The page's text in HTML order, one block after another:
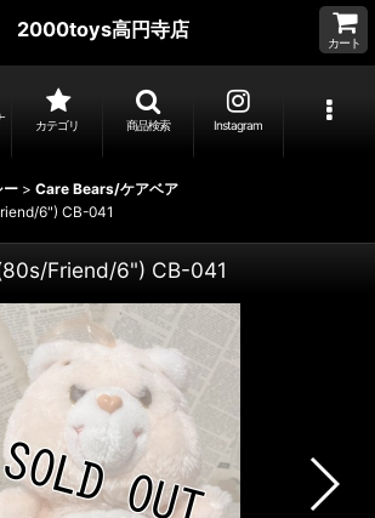
2000toys高円寺店
カート
カテゴリ 商品検索 Instagram
ー > Care Bears/ケアベア
6") CB-041
Friend/6") CB-041